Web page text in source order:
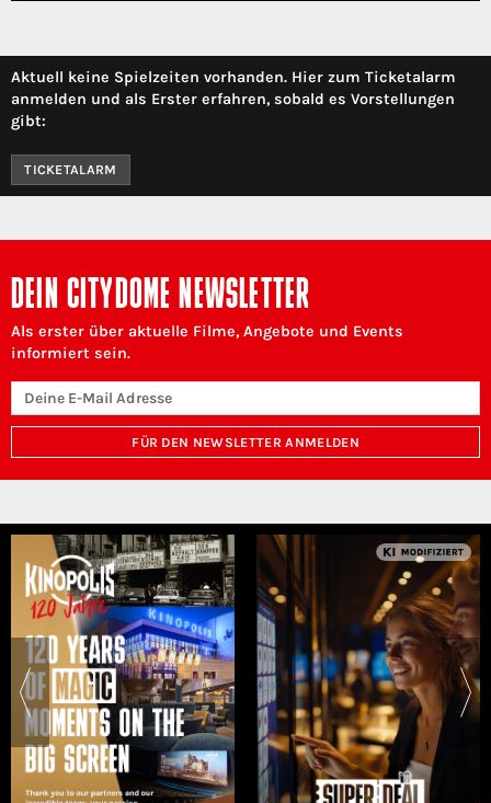
Aktuell keine Spielzeiten vorhanden. Hier zum Ticketalarm
anmelden und als Erster erfahren, sobald es Vorstellungen
gibt:
TICKETALARM
DEIN CITYDOME NEWSLETTER
Als erster über aktuelle Filme, Angebote und Events
informiert sein.
FÜR DEN NEWSLETTER ANMELDEN